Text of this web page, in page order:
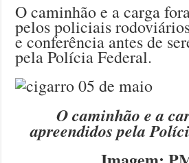
O caminhão e a carga
pelos policiais
e conferência antes de
pela Polícia Federal.
O caminhão e a
apreendidos pela